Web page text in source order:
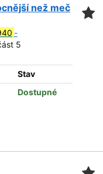
než meč
-
5
Stav
Dostupné